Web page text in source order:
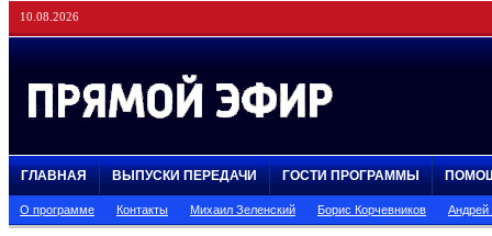
10.08.2026
ГЛАВНАЯ ВЫПУСКИ ПЕРЕДАЧИ ГОСТИ ПРОГРАММЫ
О программе Контакты Михаил Зеленский Борис Корчевников